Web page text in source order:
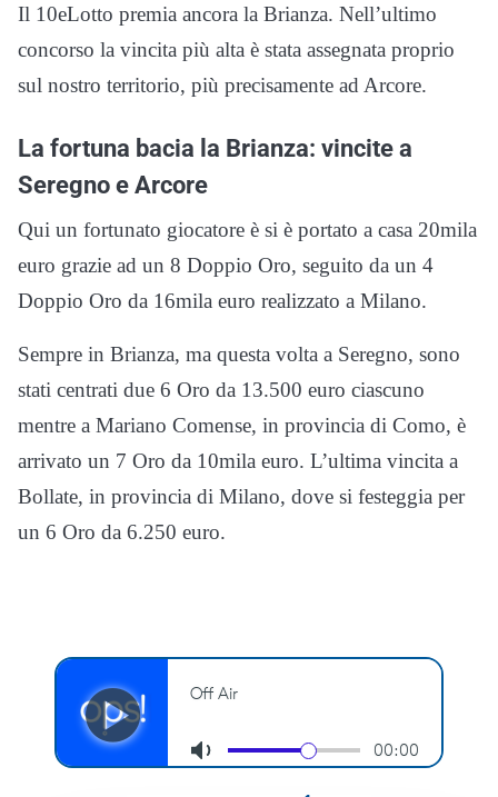
Il 10eLotto premia ancora la Brianza. Nell’ultimo
concorso la vincita più alta è stata assegnata proprio
sul nostro territorio, più precisamente ad Arcore.
La fortuna bacia la Brianza: vincite a
Seregno e Arcore
Qui un fortunato giocatore è si è portato a casa 20mila
euro grazie ad un 8 Doppio Oro, seguito da un 4
Doppio Oro da 16mila euro realizzato a Milano.
Sempre in Brianza, ma questa volta a Seregno, sono
stati centrati due 6 Oro da 13.500 euro ciascuno
mentre a Mariano Comense, in provincia di Como, è
arrivato un 7 Oro da 10mila euro. L’ultima vincita a
Bollate, in provincia di Milano, dove si festeggia per
un 6 Oro da 6.250 euro.